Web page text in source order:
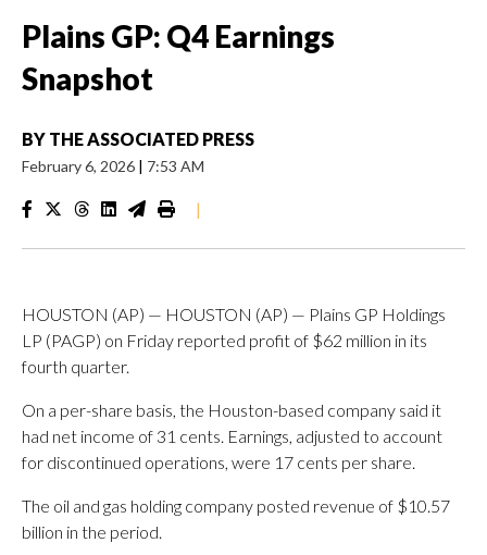
Plains GP: Q4 Earnings
Snapshot
BY THE ASSOCIATED PRESS
February 6, 2026 | 7:53 AM
|
HOUSTON (AP) — HOUSTON (AP) — Plains GP Holdings
LP (PAGP) on Friday reported profit of $62 million in its
fourth quarter.
On a per-share basis, the Houston-based company said it
had net income of 31 cents. Earnings, adjusted to account
for discontinued operations, were 17 cents per share.
The oil and gas holding company posted revenue of $10.57
billion in the period.